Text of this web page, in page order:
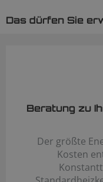
Das dürfen Sie
Beratung zu
Der größte
Kosten